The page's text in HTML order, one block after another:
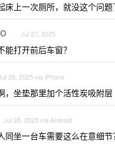
床上一次厕所，就没这个问题
Jul 27, 2025
能打开前后车窗？
28, 2025 via iPhone
，坐垫那里加个活性炭吸附层
Jul 28, 2025 via Android
同坐一台车需要这么在意细节